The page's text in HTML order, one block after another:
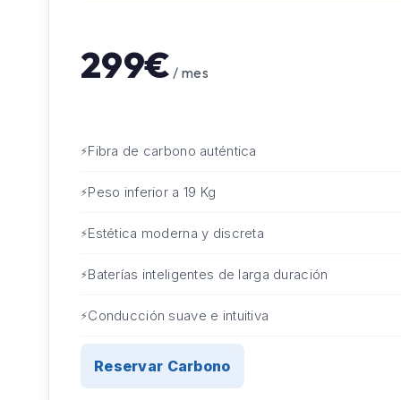
299€ / mes
Fibra de carbono auténtica
Peso inferior a 19 Kg
Estética moderna y discreta
Baterías inteligentes de larga duración
Conducción suave e intuitiva
Reservar Carbono